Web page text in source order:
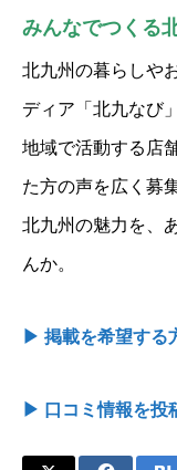
みんなでつくる
北九州の暮らしや
ディア「北九なび」
地域で活動する店
た方の声を広く募
北九州の魅力を、
んか。
▶ 掲載を希望する
▶ 口コミ情報を投